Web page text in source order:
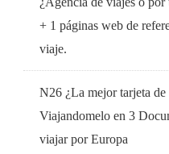
+ 1 páginas web de
viaje.
N26 ¿La mejor tarjeta
Viajandomelo en 3
viajar por Europa